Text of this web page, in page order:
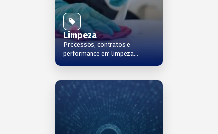
Limpeza
Processos, contratos e
performance em limpeza